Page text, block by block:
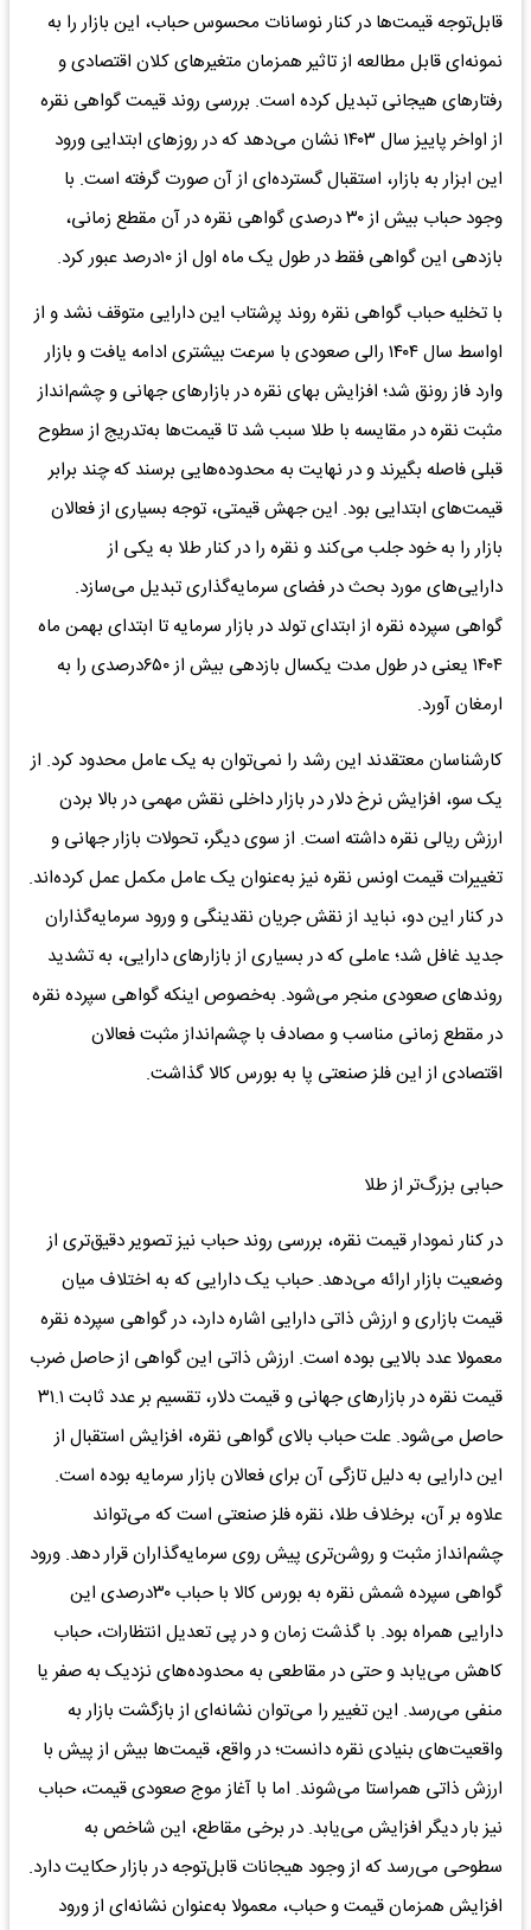
قابل‌توجه قیمت‌ها در کنار نوسانات محسوس حباب، این بازار را به
نمونه‌ای قابل مطالعه از تاثیر همزمان متغیرهای کلان اقتصادی و
رفتارهای هیجانی تبدیل کرده است. بررسی روند قیمت گواهی نقره
از اواخر پاییز سال ۱۴۰۳ نشان می‌دهد که در روزهای ابتدایی ورود
این ابزار به بازار، استقبال گسترده‌ای از آن صورت گرفته است. با
وجود حباب بیش از ۳۰ درصدی گواهی نقره در آن مقطع زمانی،
بازدهی این گواهی فقط در طول یک ماه اول از ۱۰درصد عبور کرد.
با تخلیه حباب گواهی نقره روند پرشتاب این دارایی متوقف نشد و از
اواسط سال ۱۴۰۴ رالی صعودی با سرعت بیشتری ادامه یافت و بازار
وارد فاز رونق شد؛ افزایش بهای نقره در بازارهای جهانی و چشم‌انداز
مثبت نقره در مقایسه با طلا سبب شد تا قیمت‌ها به‌تدریج از سطوح
قبلی فاصله بگیرند و در نهایت به محدوده‌هایی برسند که چند برابر
قیمت‌های ابتدایی بود. این جهش قیمتی، توجه بسیاری از فعالان
بازار را به خود جلب می‌کند و نقره را در کنار طلا به یکی از
دارایی‌های مورد بحث در فضای سرمایه‌گذاری تبدیل می‌سازد.
گواهی سپرده نقره از ابتدای تولد در بازار سرمایه تا ابتدای بهمن ماه
۱۴۰۴ یعنی در طول مدت یکسال بازدهی بیش از ۶۵۰درصدی را به
ارمغان آورد.
کارشناسان معتقدند این رشد را نمی‌توان به یک عامل محدود کرد. از
یک سو، افزایش نرخ دلار در بازار داخلی نقش مهمی در بالا بردن
ارزش ریالی نقره داشته است. از سوی دیگر، تحولات بازار جهانی و
تغییرات قیمت اونس نقره نیز به‌عنوان یک عامل مکمل عمل کرده‌اند.
در کنار این دو، نباید از نقش جریان نقدینگی و ورود سرمایه‌گذاران
جدید غافل شد؛ عاملی که در بسیاری از بازارهای دارایی، به تشدید
روندهای صعودی منجر می‌شود. به‌خصوص اینکه گواهی سپرده نقره
در مقطع زمانی مناسب و مصادف با چشم‌انداز مثبت فعالان
اقتصادی از این فلز صنعتی پا به بورس کالا گذاشت.
حبابی بزرگ‌تر از طلا
در کنار نمودار قیمت نقره، بررسی روند حباب نیز تصویر دقیق‌تری از
وضعیت بازار ارائه می‌دهد. حباب یک دارایی که به اختلاف میان
قیمت بازاری و ارزش ذاتی دارایی اشاره دارد، در گواهی سپرده نقره
معمولا عدد بالایی بوده است. ارزش ذاتی این گواهی از حاصل ضرب
قیمت نقره در بازارهای جهانی و قیمت دلار، تقسیم بر عدد ثابت ۳۱.۱
حاصل می‌شود. علت حباب بالای گواهی نقره، افزایش استقبال از
این دارایی به دلیل تازگی آن برای فعالان بازار سرمایه بوده است.
علاوه بر آن، برخلاف طلا، نقره فلز صنعتی است که می‌تواند
چشم‌انداز مثبت و روشن‌تری پیش روی سرمایه‌گذاران قرار دهد. ورود
گواهی سپرده شمش نقره به بورس کالا با حباب ۳۰درصدی این
دارایی همراه بود. با گذشت زمان و در پی تعدیل انتظارات، حباب
کاهش می‌یابد و حتی در مقاطعی به محدوده‌های نزدیک به صفر یا
منفی می‌رسد. این تغییر را می‌توان نشانه‌ای از بازگشت بازار به
واقعیت‌های بنیادی نقره دانست؛ در واقع، قیمت‌ها بیش از پیش با
ارزش ذاتی همراستا می‌شوند. اما با آغاز موج صعودی قیمت، حباب
نیز بار دیگر افزایش می‌یابد. در برخی مقاطع، این شاخص به
سطوحی می‌رسد که از وجود هیجانات قابل‌توجه در بازار حکایت دارد.
افزایش همزمان قیمت و حباب، معمولا به‌عنوان نشانه‌ای از ورود